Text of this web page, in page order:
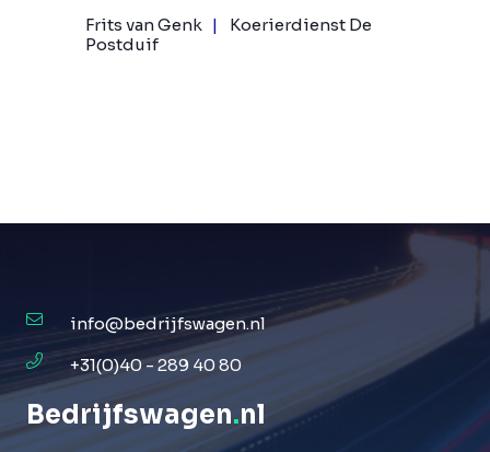
Frits van Genk
Koerierdienst De
Postduif
info@bedrijfswagen.nl
+31(0)40 - 289 40 80
Bedrijfswagen.nl